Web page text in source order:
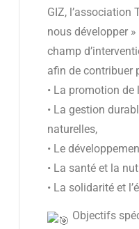
GIZ, l’association
nous développer
champ
afin de contribuer
• La promotion de
• La gestion
naturelles,
• Le
• La santé et la
• La solidarité et
Objectifs